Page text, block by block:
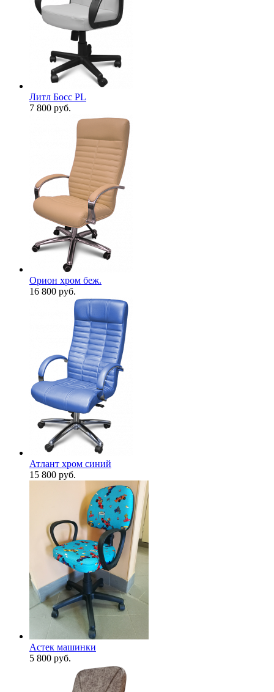
Литл Босс PL
7 800 руб.
Орион хром беж.
16 800 руб.
Атлант хром синий
15 800 руб.
Астек машинки
5 800 руб.